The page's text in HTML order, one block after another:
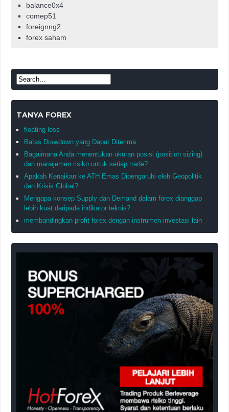
balance0x4
comep51
foreignng2
forex saham
TANYA FOREX
floating loss
Batas Drawdown yang Dapat Diterima
Bagaimana Anda menentukan ukuran posisi (position sizing)
dan manajemen risiko untuk setiap trade?
Apakah Kenaikan ke ATH Emas Dipengaruhi oleh Geopolitik
dan Krisis Global?
Mengapa konsep Supply dan Demand dalam forex dianggap
lebih kuat daripada indikator teknis?
membandingkan profit forex dengan instrumen investasi lain